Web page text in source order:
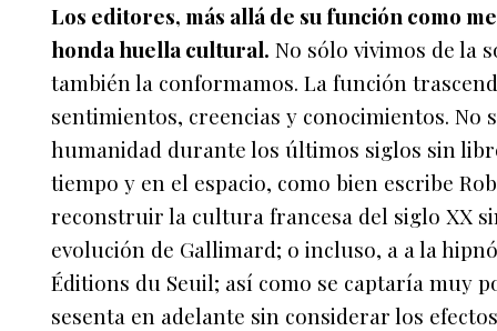
Los editores, más allá de su función como
honda huella cultural. No sólo vivimos de la
también la conformamos. La función
sentimientos, creencias y conocimientos. No
humanidad durante los últimos siglos sin
tiempo y en el espacio, como bien escribe
reconstruir la cultura francesa del siglo XX
evolución de Gallimard; o incluso, a a la
Éditions du Seuil; así como se captaría muy
sesenta en adelante sin considerar los